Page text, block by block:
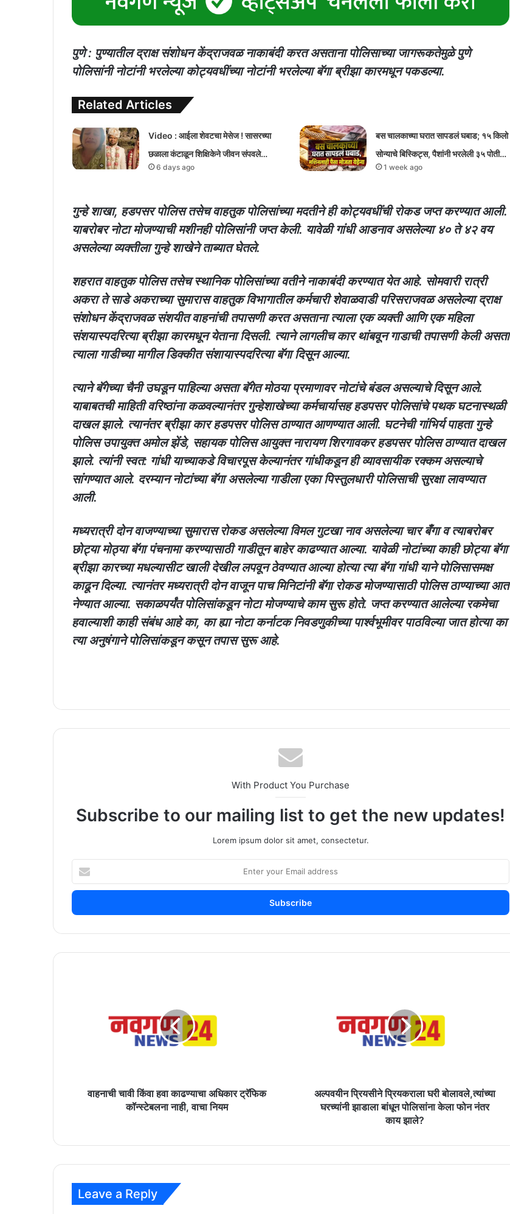
पुणे : पुण्यातील द्राक्ष संशोधन केंद्राजवळ नाकाबंदी करत असताना पोलिसाच्या जागरूकतेमुळे पुणे
पोलिसांनी नोटांनी भरलेल्या कोट्यवधींच्या नोटांनी भरलेल्या बॅगा ब्रीझा कारमधून पकडल्या.
Related Articles
Video : आईला शेवटचा मेसेज ! सासरच्या
छळाला कंटाळून शिक्षिकेने जीवन संपवले…
6 days ago
बस चालकाच्या घरात सापडलं घबाड; १५ किलो
सोन्याचे बिस्किट्स, पैशांनी भरलेली ३५ पोती…
1 week ago
गुन्हे शाखा, हडपसर पोलिस तसेच वाहतुक पोलिसांच्या मदतीने ही कोट्यवधींची रोकड जप्त करण्यात आली.
याबरोबर नोटा मोजण्याची मशीनही पोलिसांनी जप्त केली. यावेळी गांधी आडनाव असलेल्या ४० ते ४२ वय
असलेल्या व्यक्तीला गुन्हे शाखेने ताब्यात घेतले.
शहरात वाहतुक पोलिस तसेच स्थानिक पोलिसांच्या वतीने नाकाबंदी करण्यात येत आहे. सोमवारी रात्री
अकरा ते साडे अकराच्या सुमारास वाहतुक विभागातील कर्मचारी शेवाळवाडी परिसराजवळ असलेल्या द्राक्ष
संशोधन केंद्राजवळ संशयीत वाहनांची तपासणी करत असताना त्याला एक व्यक्ती आणि एक महिला
संशयास्पदरित्या ब्रीझा कारमधून येताना दिसली. त्याने लागलीच कार थांबवून गाडाची तपासणी केली असता
त्याला गाडीच्या मागील डिक्कीत संशायास्पदरित्या बॅगा दिसून आल्या.
त्याने बॅगेच्या चैनी उघडून पाहिल्या असता बॅगेत मोठया प्रमाणावर नोटांचे बंडल असल्याचे दिसून आले.
याबाबतची माहिती वरिष्ठांना कळवल्यानंतर गुन्हेशाखेच्या कर्मचार्यासह हडपसर पोलिसांचे पथक घटनास्थळी
दाखल झाले. त्यानंतर ब्रीझा कार हडपसर पोलिस ठाण्यात आणण्यात आली. घटनेची गांभिर्य पाहता गुन्हे
पोलिस उपायुक्त अमोल झेंडे, सहायक पोलिस आयुक्त नारायण शिरगावकर हडपसर पोलिस ठाण्यात दाखल
झाले. त्यांनी स्वत: गांधी याच्याकडे विचारपूस केल्यानंतर गांधीकडून ही व्यावसायीक रक्कम असल्याचे
सांगण्यात आले. दरम्यान नोटांच्या बॅगा असलेल्या गाडीला एका पिस्तुलधारी पोलिसाची सुरक्षा लावण्यात
आली.
मध्यरात्री दोन वाजण्याच्या सुमारास रोकड असलेल्या विमल गुटखा नाव असलेल्या चार बँगा व त्याबरोबर
छोट्या मोठ्या बॅगा पंचनामा करण्यासाठी गाडीतून बाहेर काढण्यात आल्या. यावेळी नोटांच्या काही छोट्या बॅगा
ब्रीझा कारच्या मधल्यासीट खाली देखील लपवून ठेवण्यात आल्या होत्या त्या बॅगा गांधी याने पोलिसासमक्ष
काढून दिल्या. त्यानंतर मध्यरात्री दोन वाजून पाच मिनिटांनी बॅगा रोकड मोजण्यासाठी पोलिस ठाण्याच्या आत
नेण्यात आल्या. सकाळपर्यंत पोलिसांकडून नोटा मोजण्याचे काम सुरू होते. जप्त करण्यात आलेल्या रकमेचा
हवाल्याशी काही संबंध आहे का, का ह्या नोटा कर्नाटक निवडणुकीच्या पार्श्वभूमीवर पाठविल्या जात होत्या का
त्या अनुषंगाने पाेलिसांकडून कसून तपास सुरू आहे.
With Product You Purchase
Subscribe to our mailing list to get the new updates!
Lorem ipsum dolor sit amet, consectetur.
your
Email
वाहनाची चावी किंवा हवा काढण्याचा अधिकार ट्रॅफिक
कॉन्स्टेबलना नाही, वाचा नियम
बोलावले,त्यांच्या
अल्पवयीन प्रियसीने प्रियकराला घरी बोलावले,त्यांच्या
घरच्यांनी झाडाला बांधून पोलिसांना केला फोन नंतर
काय झाले?
Leave a Reply